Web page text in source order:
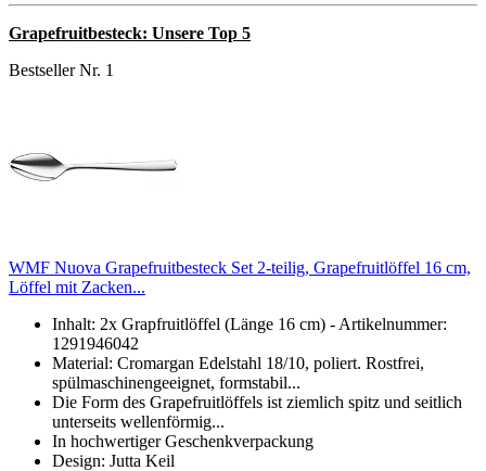
Grapefruitbesteck: Unsere Top 5
Bestseller Nr. 1
WMF Nuova Grapefruitbesteck Set 2-teilig, Grapefruitlöffel 16 cm,
Löffel mit Zacken...
Inhalt: 2x Grapfruitlöffel (Länge 16 cm) - Artikelnummer:
1291946042
Material: Cromargan Edelstahl 18/10, poliert. Rostfrei,
spülmaschinengeeignet, formstabil...
Die Form des Grapefruitlöffels ist ziemlich spitz und seitlich
unterseits wellenförmig...
In hochwertiger Geschenkverpackung
Design: Jutta Keil